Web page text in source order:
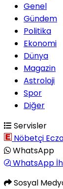
Genel
Gündem
Politika
Ekonomi
Dünya
Magazin
Astroloji
Spor
Diğer
Servisler
Nöbetçi
WhatsApp
WhatsApp
Sosyal